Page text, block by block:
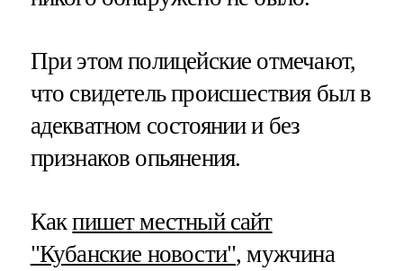
При этом полицейские отмечают,
что свидетель происшествия был в
адекватном состоянии и без
признаков опьянения.
Какпишет местный сайт
"Кубанские новости", мужчина